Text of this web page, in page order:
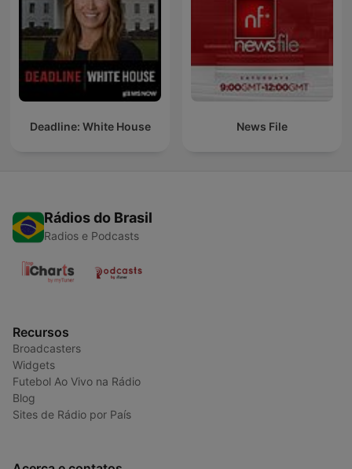
Deadline: White House News File
Rádios do Brasil
Radios e Podcasts
Recursos
Broadcasters
Widgets
Futebol Ao Vivo na Rádio
Blog
Sites de Rádio por País